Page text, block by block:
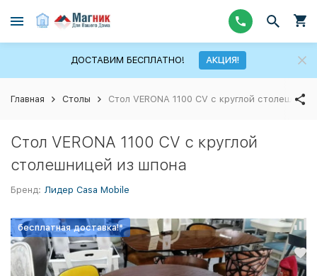
ДОСТАВИМ БЕСПЛАТНО! АКЦИЯ!
Главная Столы Стол VERONA 1100 CV с круглой
Стол VERONA 1100 CV с круглой
столешницей из шпона
Бренд: Лидер Casa Mobile
бесплатная доставка!*